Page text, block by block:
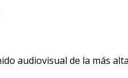
audiovisual de la más